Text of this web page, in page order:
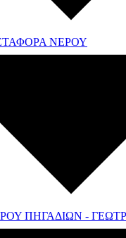
ΝΕΡΟΥ
ΠΗΓΑΔΙΩΝ -